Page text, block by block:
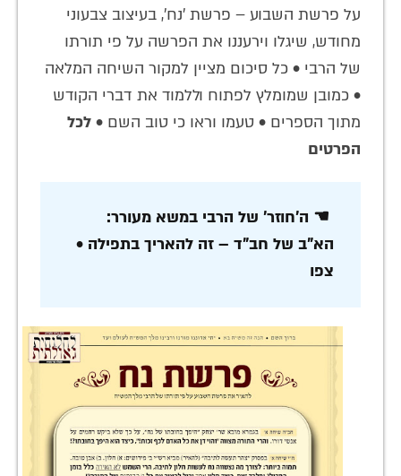
על פרשת השבוע – פרשת 'נח', בעיצוב צבעוני
מחודש, שיגלו וירעננו את הפרשה על פי תורתו
של הרבי • כל סיכום מציין למקור השיחה המלאה
• כמובן שמומלץ לפתוח וללמוד את דברי הקודש
מתוך הספרים • טעמו וראו כי טוב השם • לכל
הפרטים
☚ ה'חוזר' של הרבי במשא מעורר:
הא"ב של חב"ד – זה להאריך בתפילה •
צפו